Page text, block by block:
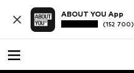
ABOUT YOU App
(152 700)